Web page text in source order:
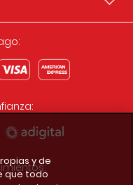
y de
que todo